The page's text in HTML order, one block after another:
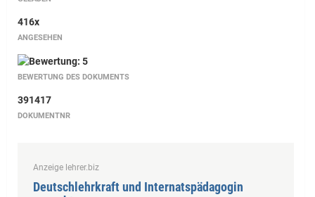
416x
ANGESEHEN
BEWERTUNG DES DOKUMENTS
391417
DOKUMENTNR
Anzeige lehrer.biz
Deutschlehrkraft und Internatspädagogin